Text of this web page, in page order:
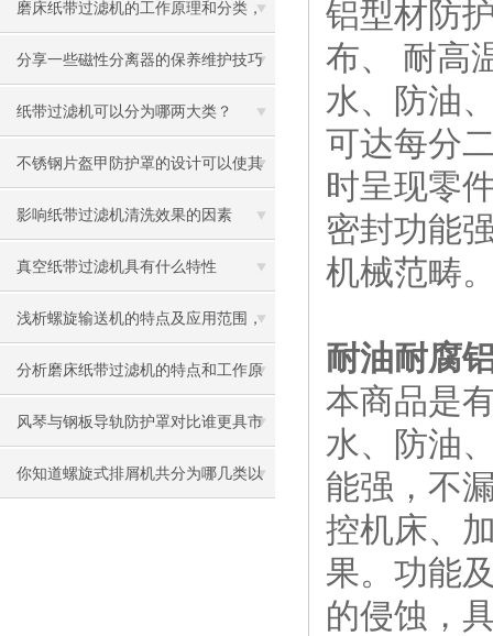
磨床纸带过滤机的工作原理和分类，
真的很全！
分享一些磁性分离器的保养维护技巧
纸带过滤机可以分为哪两大类？
不锈钢片盔甲防护罩的设计可以使其
能经受撞击和炽热碎片引起的高温
影响纸带过滤机清洗效果的因素
真空纸带过滤机具有什么特性
浅析螺旋输送机的特点及应用范围，
值得收藏哦
分析磨床纸带过滤机的特点和工作原
理
风琴与钢板导轨防护罩对比谁更具市
场竞争力
你知道螺旋式排屑机共分为哪几类以
铝型材防
布、 耐高
水、防油
可达每分
时呈现零
密封功能
机械范畴
耐油耐腐
本商品是
水、防油
能强，不
控机床、
果。功能
的侵蚀，